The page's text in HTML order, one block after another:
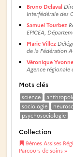
Bruno Delaval
Interfédérale des
Samuel Tourbez
EPICEA,
Marie Villez
de la Fédération
Véronique
Agence régionale
Mots clés
science
sociologie
psychosociologie
Collection
9èmes Assises
Parcours de soins »